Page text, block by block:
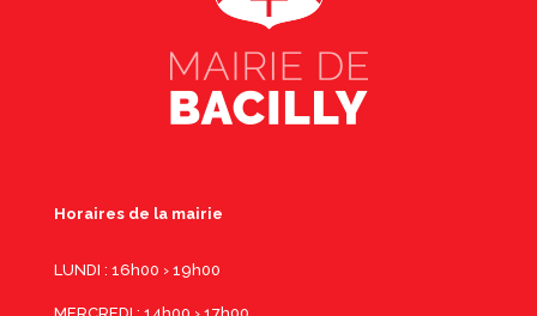
Horaires de la mairie
LUNDI : 16h00 › 19h00